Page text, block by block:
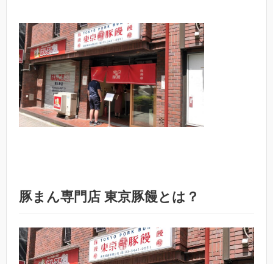
豚まん専門店 東京豚饅とは？